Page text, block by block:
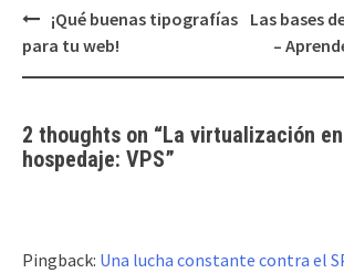
Post
navigation
¡Qué buenas tipografías
para tu web!
Las bases
–
2 thoughts on “La virtualización
hospedaje: VPS”
Pingback: Una lucha constante contra el